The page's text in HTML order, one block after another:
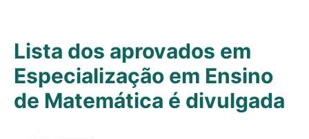
Lista dos aprovados em
Especialização em Ensino
de Matemática é divulgada